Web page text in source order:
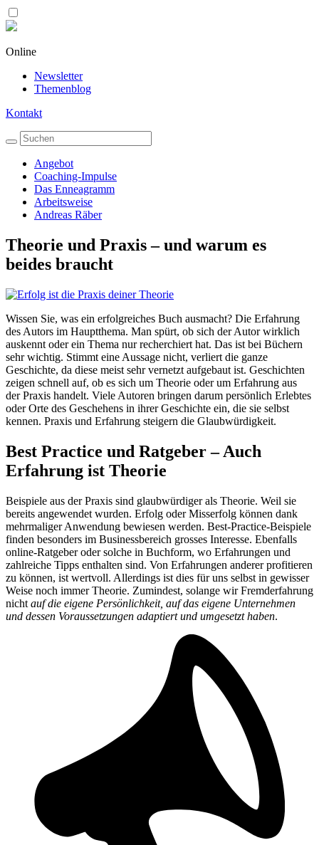
Online
Newsletter
Themenblog
Kontakt
Angebot
Coaching-Impulse
Das Enneagramm
Arbeitsweise
Andreas Räber
Theorie und Praxis – und warum es
beides braucht
Wissen Sie, was ein erfolgreiches Buch ausmacht? Die Erfahrung
des Autors im Hauptthema. Man spürt, ob sich der Autor wirklich
auskennt oder ein Thema nur recherchiert hat. Das ist bei Büchern
sehr wichtig. Stimmt eine Aussage nicht, verliert die ganze
Geschichte, da diese meist sehr vernetzt aufgebaut ist. Geschichten
zeigen schnell auf, ob es sich um Theorie oder um Erfahrung aus
der Praxis handelt. Viele Autoren bringen darum persönlich Erlebtes
oder Orte des Geschehens in ihrer Geschichte ein, die sie selbst
kennen. Praxis und Erfahrung steigern die Glaubwürdigkeit.
Best Practice und Ratgeber – Auch
Erfahrung ist Theorie
Beispiele aus der Praxis sind glaubwürdiger als Theorie. Weil sie
bereits angewendet wurden. Erfolg oder Misserfolg können dank
mehrmaliger Anwendung bewiesen werden. Best-Practice-Beispiele
finden besonders im Businessbereich grosses Interesse. Ebenfalls
online-Ratgeber oder solche in Buchform, wo Erfahrungen und
zahlreiche Tipps enthalten sind. Von Erfahrungen anderer profitieren
zu können, ist wertvoll. Allerdings ist dies für uns selbst in gewisser
Weise noch immer Theorie. Zumindest, solange wir Fremderfahrung
nicht auf die eigene Persönlichkeit, auf das eigene Unternehmen
und dessen Voraussetzungen adaptiert und umgesetzt haben.